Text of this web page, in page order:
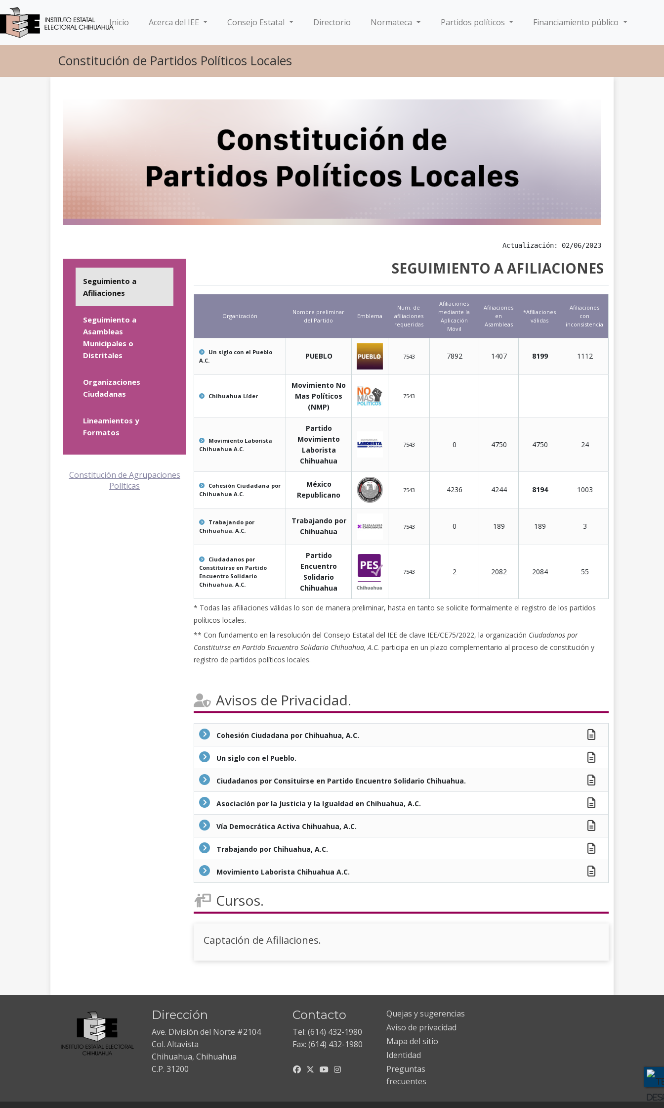
Inicio(current)Acerca del IEE Consejo Estatal Directorio Normateca Partidos políticos Financiamiento público
Constitución de Partidos Políticos Locales
Actualización: 02/06/2023
Seguimiento a
Afiliaciones
Seguimiento a
Asambleas
Municipales o
Distritales
Organizaciones
Ciudadanas
Lineamientos y
Formatos
Constitución de Agrupaciones
Políticas
SEGUIMIENTO A AFILIACIONES
Organización
Nombre preliminar
del Partido
Emblema
Num. de
afiliaciones
requeridas
Afiliaciones
mediante la
Aplicación
Móvil
Afiliaciones
en
Asambleas
*Afiliaciones
válidas
Afiliaciones
con
inconsistencia
Un siglo con el Pueblo
A.C.
PUEBLO 7543 7892 1407 8199 1112
Chihuahua Líder
Movimiento No
Mas Políticos
(NMP)
7543
Movimiento Laborista
Chihuahua A.C.
Partido
Movimiento
Laborista
Chihuahua
7543 0 4750 4750 24
Cohesión Ciudadana por
Chihuahua A.C.
México
Republicano
7543 4236 4244 8194 1003
Trabajando por
Chihuahua, A.C.
Trabajando por
Chihuahua
7543 0 189 189 3
Ciudadanos por
Constituirse en Partido
Encuentro Solidario
Chihuahua, A.C.
Partido
Encuentro
Solidario
Chihuahua
7543 2 2082 2084 55
* Todas las afiliaciones válidas lo son de manera preliminar, hasta en tanto se solicite formalmente el registro de los partidos
políticos locales.
** Con fundamento en la resolución del Consejo Estatal del IEE de clave IEE/CE75/2022, la organización Ciudadanos por
Constituirse en Partido Encuentro Solidario Chihuahua, A.C. participa en un plazo complementario al proceso de constitución y
registro de partidos políticos locales.
Avisos de Privacidad.
Cohesión Ciudadana por Chihuahua, A.C.
Un siglo con el Pueblo.
Ciudadanos por Consituirse en Partido Encuentro Solidario Chihuahua.
Asociación por la Justicia y la Igualdad en Chihuahua, A.C.
Vía Democrática Activa Chihuahua, A.C.
Trabajando por Chihuahua, A.C.
Movimiento Laborista Chihuahua A.C.
Cursos.
Captación de Afiliaciones.
Dirección
Ave. División del Norte #2104
Col. Altavista
Chihuahua, Chihuahua
C.P. 31200
Contacto
Tel: (614) 432-1980
Fax: (614) 432-1980
Quejas y sugerencias
Aviso de privacidad
Mapa del sitio
Identidad
Preguntas
frecuentes